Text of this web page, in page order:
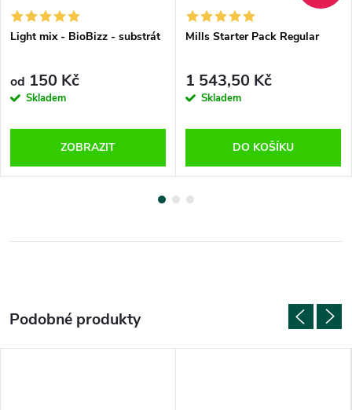
Light mix - BioBizz - substrát
od 150 Kč
Skladem
ZOBRAZIT
Mills Starter Pack Regular
1 543,50 Kč
Skladem
DO KOŠÍKU